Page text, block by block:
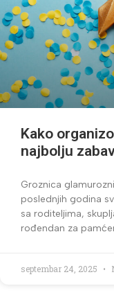
Kako
najbolju
Groznica
poslednjih godina
sa roditeljima,
rođendan za
septembar 24, 2025